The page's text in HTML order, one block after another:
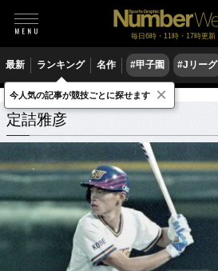
毎日6時・11時・17時更新
最新 ランキング 名作 #甲子園 #Jリーグ
定詰雅彦 関連記事
定詰雅彦
今人気の記事が競技ごとに探せます ×